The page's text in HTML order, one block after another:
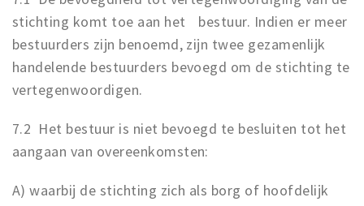
stichting komt toe aan het bestuur. Indien er meer
bestuurders zijn benoemd, zijn twee gezamenlijk
handelende bestuurders bevoegd om de stichting te
vertegenwoordigen.
7.2 Het bestuur is niet bevoegd te besluiten tot het
aangaan van overeenkomsten:
A) waarbij de stichting zich als borg of hoofdelijk